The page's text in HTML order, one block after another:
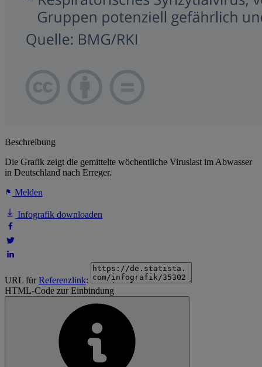
Beschreibung
Die Grafik zeigt die gemittelte wöchentliche Viruslast im Abwasser
in Deutschland nach Erreger.
Melden
Infografik downloaden
URL fürReferenzlink:
HTML-Code zur Einbindung